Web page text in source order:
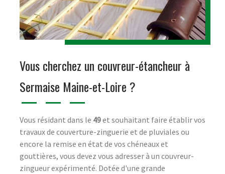
Vous cherchez un couvreur-étancheur à
Sermaise Maine-et-Loire ?
Vous résidant dans le 49et souhaitant faire établir vos
travaux de couverture-zinguerie et de pluviales ou
encore la remise en état de vos chéneaux et
gouttières, vous devez vous adresser à un couvreur-
zingueur expérimenté. Dotée d'une grande